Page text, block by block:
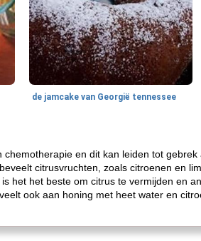
de jamcake van Georgië tennessee
en dit kan leiden tot
citrusvruchten, zoals citroenen en
het het beste om citrus te vermijden en
ook aan honing met heet water en